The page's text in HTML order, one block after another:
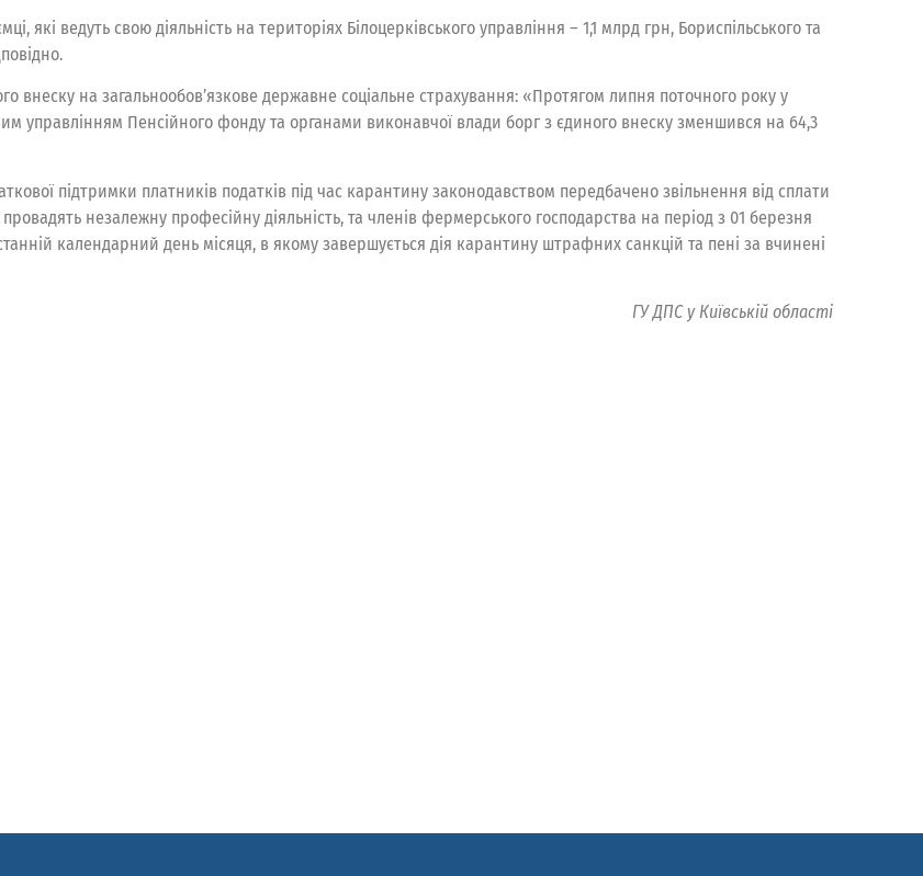
які ведуть свою діяльність на територіях Білоцерківського управління – 1,1 млрд грн, Бориспільського та
внеску на загальнообов’язкове державне соціальне страхування: «Протягом липня поточного року у
управлінням Пенсійного фонду та органами виконавчої влади борг з єдиного внеску зменшився на 64,3
підтримки платників податків під час карантину законодавством передбачено звільнення від сплати
незалежну професійну діяльність, та членів фермерського господарства на період з 01 березня
календарний день місяця, в якому завершується дія карантину штрафних санкцій та пені за вчинені
ГУ ДПС у Київській області